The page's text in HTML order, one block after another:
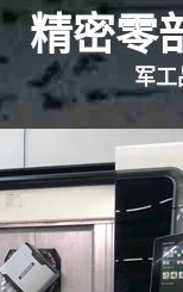
精密零
军